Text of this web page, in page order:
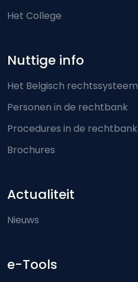
Het College
Nuttige info
Het Belgisch rechtssysteem
Personen in de rechtbank
Procedures in de rechtbank
Brochures
Actualiteit
Nieuws
e-Tools